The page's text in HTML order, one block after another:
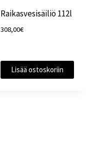
Raikasvesisäiliö 112l
308,00€
Lisää ostoskoriin